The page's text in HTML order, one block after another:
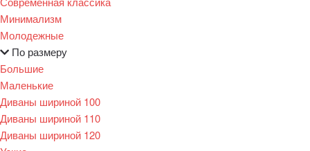
Минимализм
Молодежные
По размеру
Большие
Маленькие
Диваны шириной 100
Диваны шириной 110
Диваны шириной 120